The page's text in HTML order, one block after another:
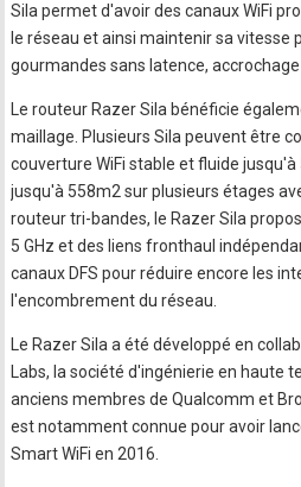
Sila permet d'avoir des canaux WiFi
le réseau et ainsi maintenir sa vitesse
gourmandes sans latence, accrochage
Le routeur Razer Sila bénéficie
maillage. Plusieurs Sila peuvent être
couverture WiFi stable et fluide
jusqu'à 558m2 sur plusieurs étages
routeur tri-bandes, le Razer Sila
5 GHz et des liens fronthaul
canaux DFS pour réduire encore les
l'encombrement du réseau.
Le Razer Sila a été développé en
Labs, la société d'ingénierie en haute
anciens membres de Qualcomm et
est notamment connue pour avoir
Smart WiFi en 2016.